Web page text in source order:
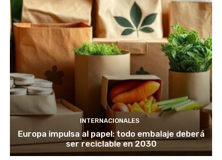
INTERNACIONALES
Europa impulsa al papel: todo embalaje deberá
ser reciclable en 2030